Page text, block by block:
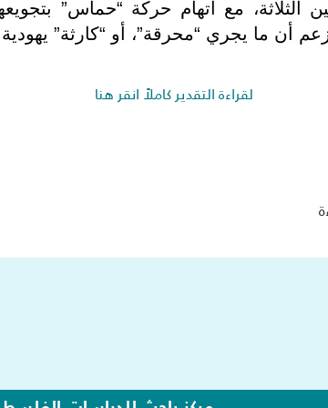
الثلاثة، مع اتهام حركة “حماس”
أن ما يجري “محرقة”، أو “كارثة”
لقراءة التقدير كاملاً انقر هنا